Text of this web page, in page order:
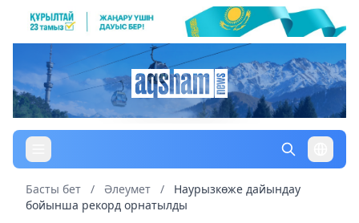
Басты бет / Әлеумет /
Наурызкөже дайындау
бойынша рекорд орнатылды